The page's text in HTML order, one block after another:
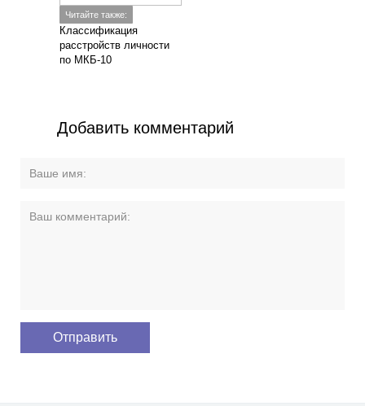
Читайте также:
Классификация
расстройств личности
по МКБ-10
Добавить комментарий